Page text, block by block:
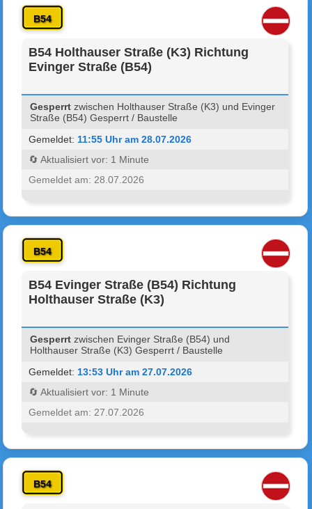
B54
B54 Holthauser Straße (K3) Richtung
Evinger Straße (B54)
Gesperrt zwischen Holthauser Straße (K3) und Evinger
Straße (B54) Gesperrt / Baustelle
Gemeldet: 11:55 Uhr am 28.07.2026
🔄 Aktualisiert vor: 1 Minute
Gemeldet am: 28.07.2026
B54
B54 Evinger Straße (B54) Richtung
Holthauser Straße (K3)
Gesperrt zwischen Evinger Straße (B54) und
Holthauser Straße (K3) Gesperrt / Baustelle
Gemeldet: 13:53 Uhr am 27.07.2026
🔄 Aktualisiert vor: 1 Minute
Gemeldet am: 27.07.2026
B54